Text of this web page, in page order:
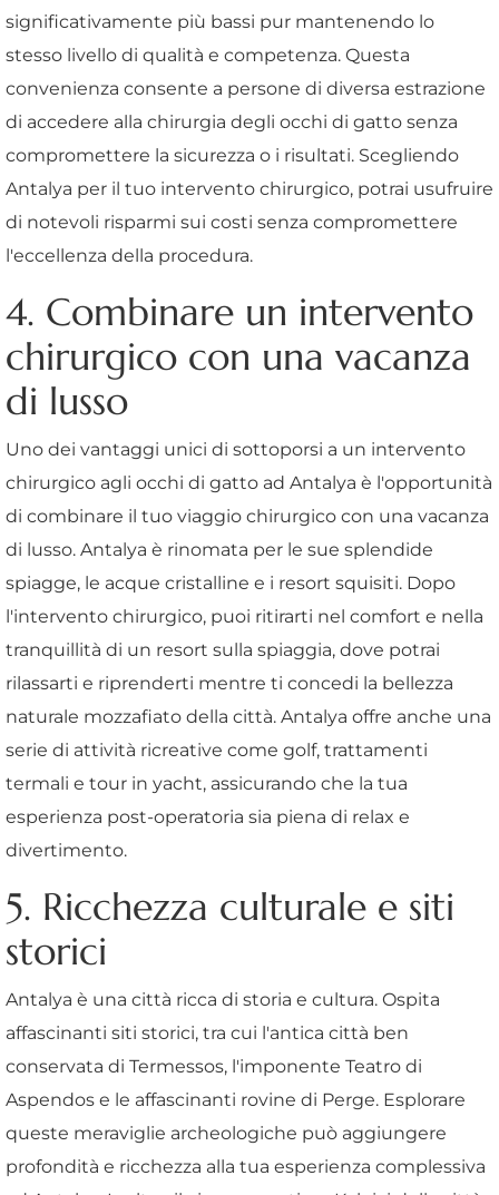
significativamente più bassi pur mantenendo lo
stesso livello di qualità e competenza. Questa
convenienza consente a persone di diversa estrazione
di accedere alla chirurgia degli occhi di gatto senza
compromettere la sicurezza o i risultati. Scegliendo
Antalya per il tuo intervento chirurgico, potrai usufruire
di notevoli risparmi sui costi senza compromettere
l'eccellenza della procedura.
4. Combinare un intervento
chirurgico con una vacanza
di lusso
Uno dei vantaggi unici di sottoporsi a un intervento
chirurgico agli occhi di gatto ad Antalya è l'opportunità
di combinare il tuo viaggio chirurgico con una vacanza
di lusso. Antalya è rinomata per le sue splendide
spiagge, le acque cristalline e i resort squisiti. Dopo
l'intervento chirurgico, puoi ritirarti nel comfort e nella
tranquillità di un resort sulla spiaggia, dove potrai
rilassarti e riprenderti mentre ti concedi la bellezza
naturale mozzafiato della città. Antalya offre anche una
serie di attività ricreative come golf, trattamenti
termali e tour in yacht, assicurando che la tua
esperienza post-operatoria sia piena di relax e
divertimento.
5. Ricchezza culturale e siti
storici
Antalya è una città ricca di storia e cultura. Ospita
affascinanti siti storici, tra cui l'antica città ben
conservata di Termessos, l'imponente Teatro di
Aspendos e le affascinanti rovine di Perge. Esplorare
queste meraviglie archeologiche può aggiungere
profondità e ricchezza alla tua esperienza complessiva